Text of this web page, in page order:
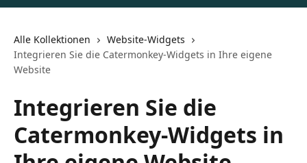
Alle Kollektionen
Website-Widgets
Integrieren Sie die Catermonkey-Widgets in Ihre eigene
Website
Integrieren Sie die
Catermonkey-Widgets in